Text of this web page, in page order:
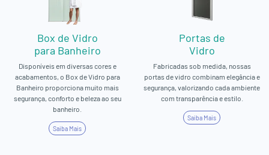
Box de Vidro
para Banheiro
Disponíveis em diversas cores e
acabamentos, o Box de Vidro para
Banheiro proporciona muito mais
segurança, conforto e beleza ao seu
banheiro.
Saiba Mais
Portas de
Vidro
Fabricadas sob medida, nossas
portas de vidro combinam elegância e
segurança, valorizando cada ambiente
com transparência e estilo.
Saiba Mais